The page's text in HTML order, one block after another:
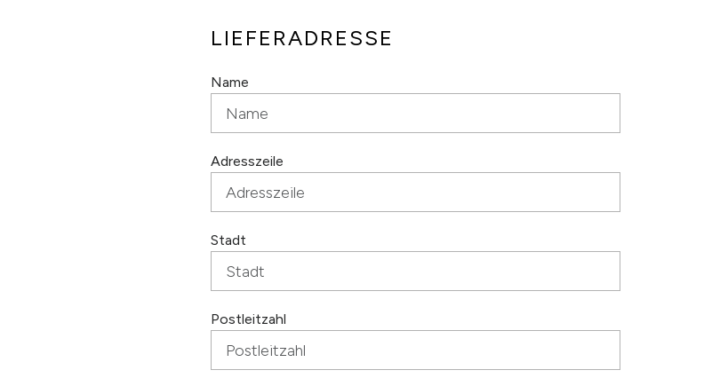
LIEFERADRESSE
Name
Adresszeile
Stadt
Postleitzahl